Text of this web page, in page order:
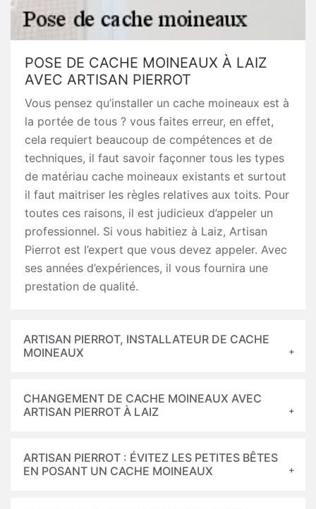
POSE DE CACHE MOINEAUX À LAIZ
AVEC ARTISAN PIERROT
Vous pensez qu’installer un cache moineaux est à
la portée de tous ? vous faites erreur, en effet,
cela requiert beaucoup de compétences et de
techniques, il faut savoir façonner tous les types
de matériau cache moineaux existants et surtout
il faut maitriser les règles relatives aux toits. Pour
toutes ces raisons, il est judicieux d’appeler un
professionnel. Si vous habitiez à Laiz, Artisan
Pierrot est l’expert que vous devez appeler. Avec
ses années d’expériences, il vous fournira une
prestation de qualité.
ARTISAN PIERROT, INSTALLATEUR DE CACHE
MOINEAUX
CHANGEMENT DE CACHE MOINEAUX AVEC
ARTISAN PIERROT À LAIZ
ARTISAN PIERROT : ÉVITEZ LES PETITES BÊTES
EN POSANT UN CACHE MOINEAUX